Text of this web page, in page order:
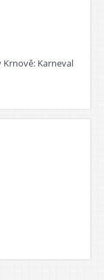
Krnově: Karneval